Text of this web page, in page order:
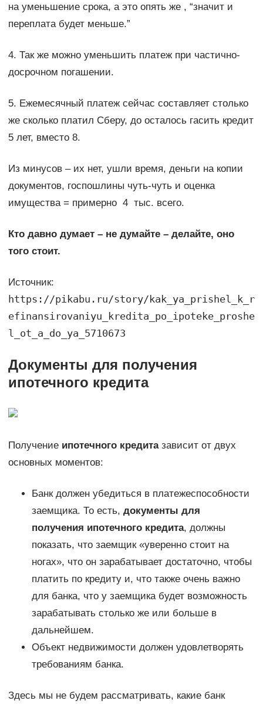
на уменьшение срока, а это опять же , “значит и
переплата будет меньше.”
4. Так же можно уменьшить платеж при частично-
досрочном погашении.
5. Ежемесячный платеж сейчас составляет столько
же сколько платил Сберу, до осталось гасить кредит
5 лет, вместо 8.
Из минусов – их нет, ушли время, деньги на копии
документов, госпошлины чуть-чуть и оценка
имущества = примерно 4 тыс. всего.
Кто давно думает – не думайте – делайте, оно
того стоит.
Источник:
https://pikabu.ru/story/kak_ya_prishel_k_r
efinansirovaniyu_kredita_po_ipoteke_proshe
l_ot_a_do_ya_5710673
Документы для получения
ипотечного кредита
Получение ипотечного кредитазависит от двух
основных моментов:
Банк должен убедиться в платежеспособности
заемщика. То есть, документы для
получения ипотечного кредита, должны
показать, что заемщик «уверенно стоит на
ногах», что он зарабатывает достаточно, чтобы
платить по кредиту и, что также очень важно
для банка, что у заемщика будет возможность
зарабатывать столько же или больше в
дальнейшем.
Объект недвижимости должен удовлетворять
требованиям банка.
Здесь мы не будем рассматривать, какие банк